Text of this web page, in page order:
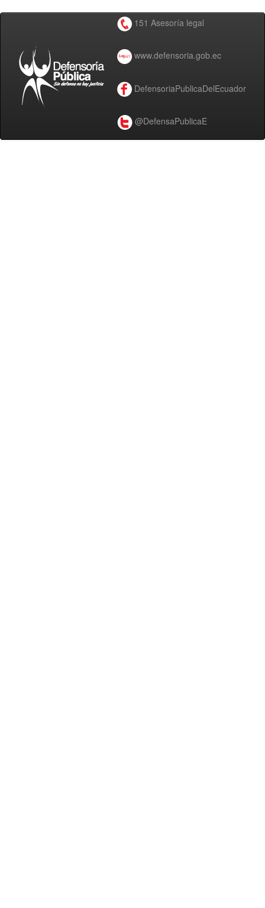
151 Asesoría legal
www.defensoria.gob.ec
DefensoriaPublicaDelEcuador
@DefensaPublicaE